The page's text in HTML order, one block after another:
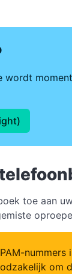
wordt
toe aan
om